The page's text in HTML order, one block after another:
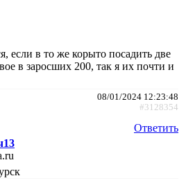
если в то же корыто посадить две
в заросших 200, так я их почти и
08/01/2024 12:23:48
#3128354
Ответить